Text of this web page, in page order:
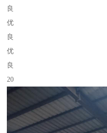
良
优
良
优
良
20